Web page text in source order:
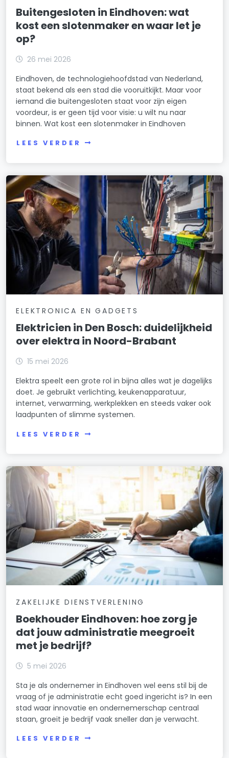
Buitengesloten in Eindhoven: wat
kost een slotenmaker en waar let je
op?
26 mei 2026
Eindhoven, de technologiehoofdstad van Nederland,
staat bekend als een stad die vooruitkijkt. Maar voor
iemand die buitengesloten staat voor zijn eigen
voordeur, is er geen tijd voor visie: u wilt nu naar
binnen. Wat kost een slotenmaker in Eindhoven
LEES VERDER
ELEKTRONICA EN GADGETS
Elektricien in Den Bosch: duidelijkheid
over elektra in Noord-Brabant
15 mei 2026
Elektra speelt een grote rol in bijna alles wat je dagelijks
doet. Je gebruikt verlichting, keukenapparatuur,
internet, verwarming, werkplekken en steeds vaker ook
laadpunten of slimme systemen.
LEES VERDER
ZAKELIJKE DIENSTVERLENING
Boekhouder Eindhoven: hoe zorg je
dat jouw administratie meegroeit
met je bedrijf?
5 mei 2026
Sta je als ondernemer in Eindhoven wel eens stil bij de
vraag of je administratie echt goed ingericht is? In een
stad waar innovatie en ondernemerschap centraal
staan, groeit je bedrijf vaak sneller dan je verwacht.
LEES VERDER